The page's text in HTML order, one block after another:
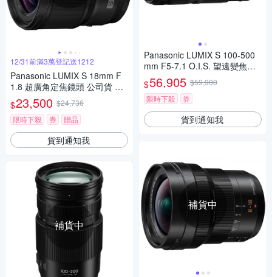
12/31前滿3萬登記送1212
Panasonic LUMIX S 18mm F
1.8 超廣角定焦鏡頭 公司貨 S-
S18
$23,500 $24,736
限時下殺
券 贈品
貨到通知我
補貨中
Panasonic LUMIX S 100-500
mm F5-7.1 O.I.S. 望遠變焦鏡
頭 公司貨 S-R100500
$56,905 $59,900
限時下殺
券
貨到通知我
補貨中